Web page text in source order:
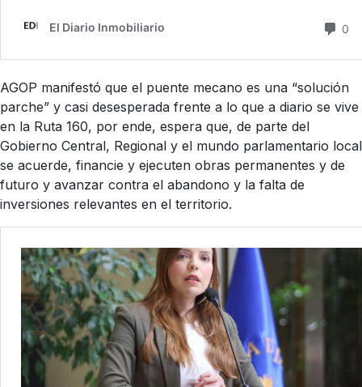
AGOP manifestó que el puente mecano es una “solución
parche” y casi desesperada frente a lo que a diario se vive
en la Ruta 160, por ende, espera que, de parte del
Gobierno Central, Regional y el mundo parlamentario local
se acuerde, financie y ejecuten obras permanentes y de
futuro y avanzar contra el abandono y la falta de
inversiones relevantes en el territorio.